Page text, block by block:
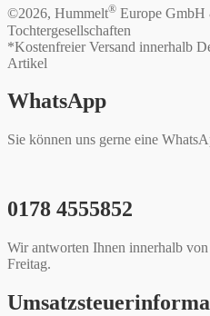
©2026, Hummelt® Europe
Tochtergesellschaften
*Kostenfreier Versand innerhalb
Artikel
WhatsApp
Sie können uns gerne eine
0178 4555852
Wir antworten Ihnen innerhalb
Freitag.